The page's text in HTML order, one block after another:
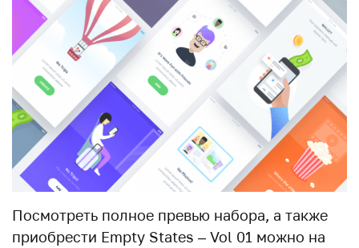
Посмотреть полное превью набора, а также
приобрести Empty States – Vol 01 можно на